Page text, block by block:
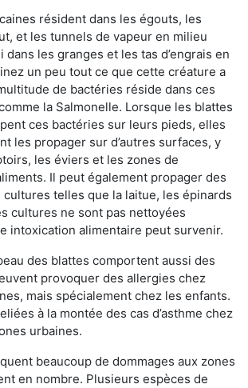
résident dans les égouts, les
et les tunnels de vapeur en milieu
dans les granges et les tas d’engrais en
un peu tout ce que cette créature a
de bactéries réside dans ces
la Salmonelle. Lorsque les blattes
ces bactéries sur leurs pieds, elles
les propager sur d’autres surfaces, y
les éviers et les zones de
Il peut également propager des
telles que la laitue, les épinards
cultures ne sont pas nettoyées
intoxication alimentaire peut survenir.
des blattes comportent aussi des
provoquer des allergies chez
mais spécialement chez les enfants.
à la montée des cas d’asthme chez
urbaines.
beaucoup de dommages aux zones
en nombre. Plusieurs espèces de